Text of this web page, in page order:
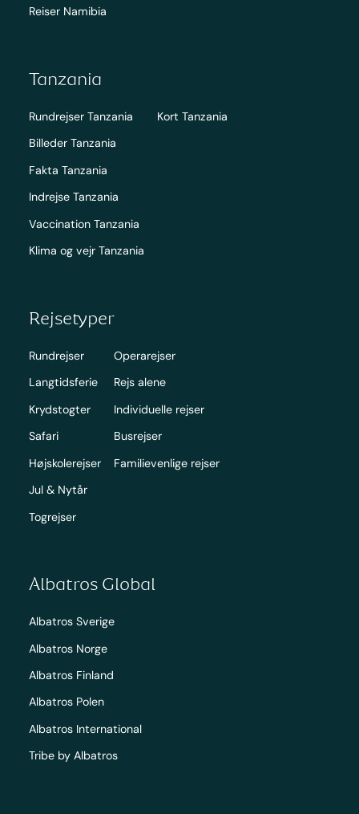
Reiser Namibia
Tanzania
Rundrejser Tanzania
Billeder Tanzania
Fakta Tanzania
Indrejse Tanzania
Vaccination Tanzania
Klima og vejr Tanzania
Kort Tanzania
Rejsetyper
Rundrejser
Langtidsferie
Krydstogter
Safari
Højskolerejser
Jul & Nytår
Togrejser
Operarejser
Rejs alene
Individuelle rejser
Busrejser
Familievenlige rejser
Albatros Global
Albatros Sverige
Albatros Norge
Albatros Finland
Albatros Polen
Albatros International
Tribe by Albatros